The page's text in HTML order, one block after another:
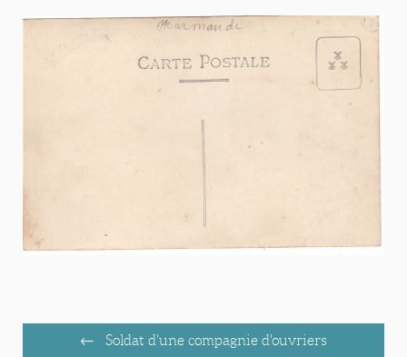
Soldat d'une compagnie d'ouvriers